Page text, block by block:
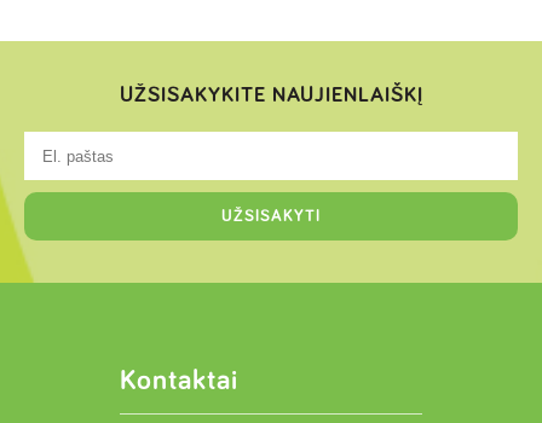
UŽSISAKYKITE NAUJIENLAIŠKĮ
Kontaktai